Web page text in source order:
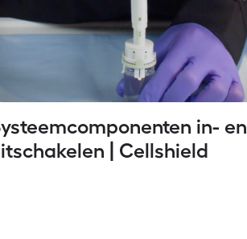
in- en
| Cellshield